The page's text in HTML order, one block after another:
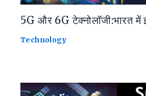
5G और 6G टेक्नोलॉजी:भारत में
Technology